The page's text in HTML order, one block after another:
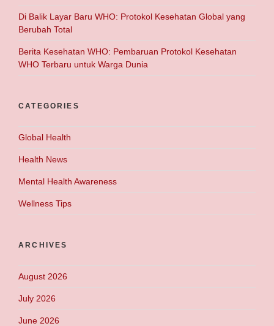
Di Balik Layar Baru WHO: Protokol Kesehatan Global yang
Berubah Total
Berita Kesehatan WHO: Pembaruan Protokol Kesehatan
WHO Terbaru untuk Warga Dunia
CATEGORIES
Global Health
Health News
Mental Health Awareness
Wellness Tips
ARCHIVES
August 2026
July 2026
June 2026